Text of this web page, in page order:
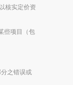
核实定价资
些项目（包
之错误或